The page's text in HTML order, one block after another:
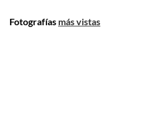
Fotografías más vistas